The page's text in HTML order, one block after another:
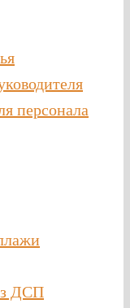
персонала
ДСП